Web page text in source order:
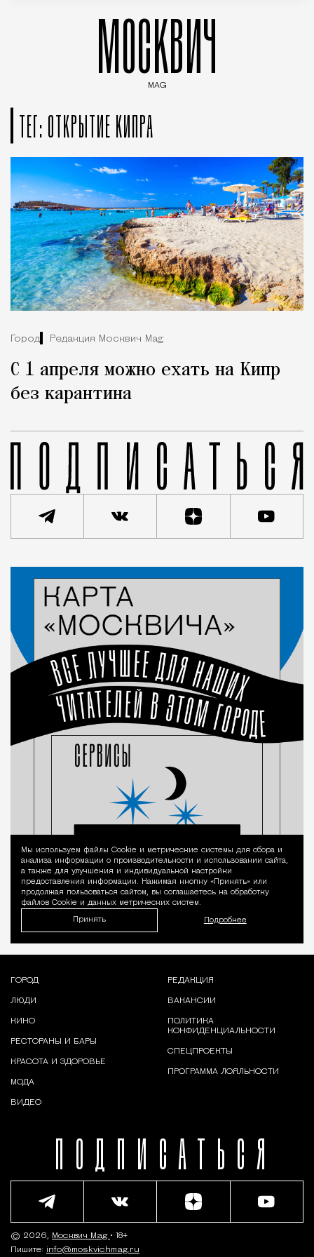
МОСКВИЧ
MAG
ТЕГ: ОТКРЫТИЕ КИПРА
Город Редакция Москвич Mag
С 1 апреля можно ехать на Кипр
без карантина
Уведомление
Мы используем файлы Сookie и метрические системы для сбора и
анализа информации о производительности и использовании сайта,
а также для улучшения и индивидуальной настройки
предоставления информации. Нажимая кнопку «Принять» или
продолжая пользоваться сайтом, вы соглашаетесь на обработку
файлов Cookie и данных метрических систем.
Принять Подробнее
ПОДПИСАТЬСЯ
ГОРОД
ЛЮДИ
КИНО
РЕСТОРАНЫ И БАРЫ
КРАСОТА И ЗДОРОВЬЕ
МОДА
ВИДЕО
РЕДАКЦИЯ
ВАКАНСИИ
ПОЛИТИКА
КОНФИДЕНЦИАЛЬНОСТИ
СПЕЦПРОЕКТЫ
ПРОГРАММА ЛОЯЛЬНОСТИ
© 2026, Москвич Mag • 18+
Пишите: info@moskvichmag.ru